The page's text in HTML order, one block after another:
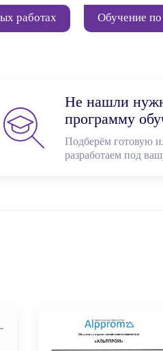
работах Обучение по
Не нашли
программу
Подберём готовую
разработаем под